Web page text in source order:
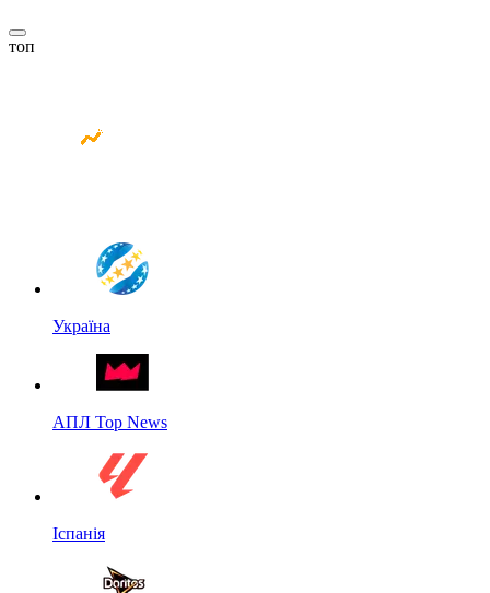
топ
Україна
АПЛ Top News
Іспанія